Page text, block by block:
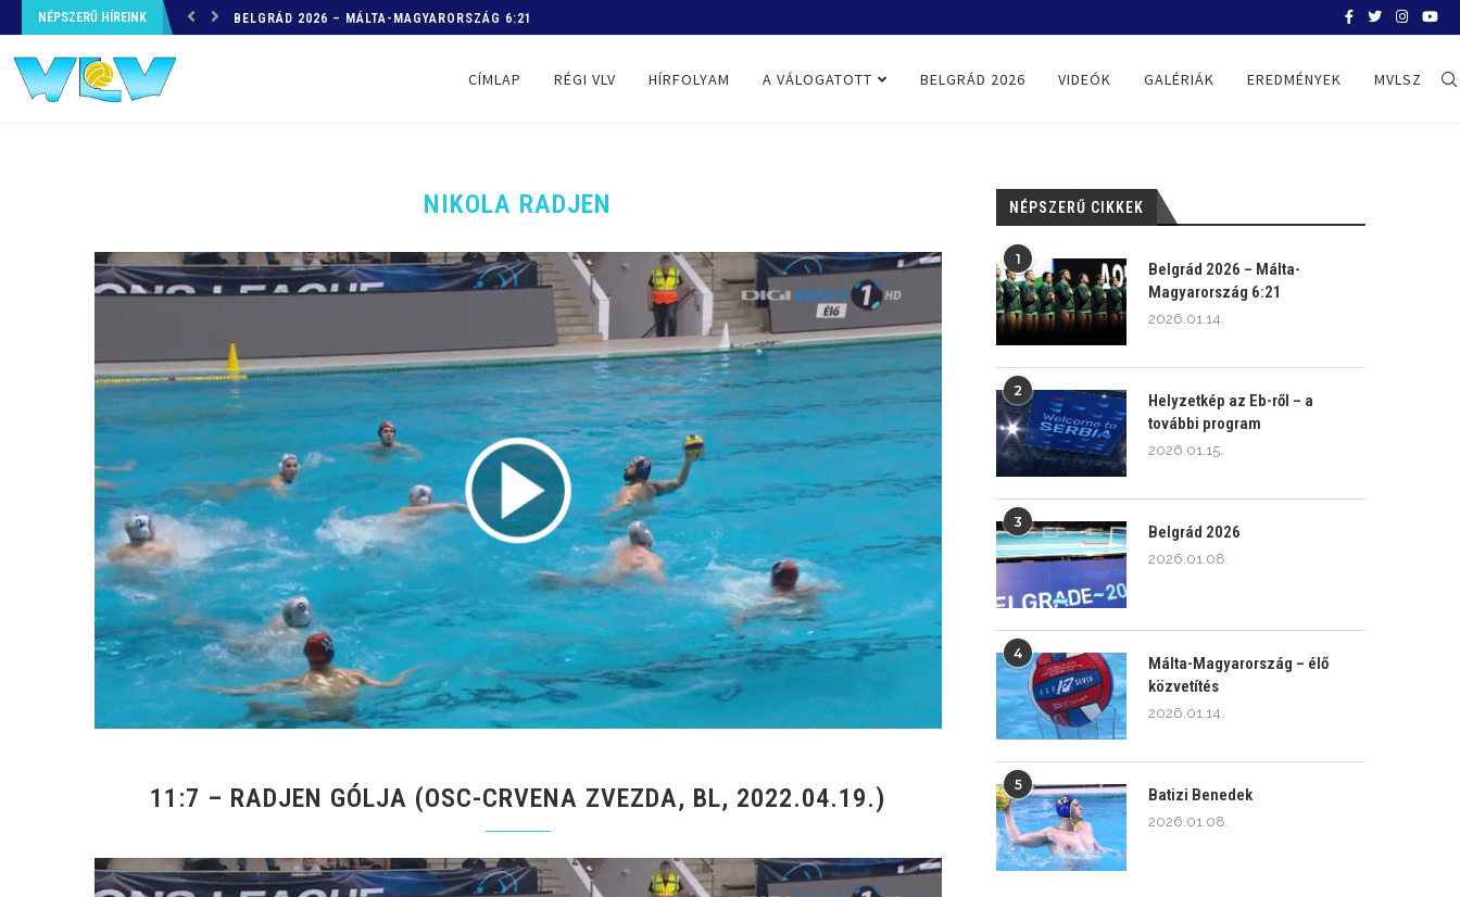
NÉPSZERŰ HÍREINK HELYZETKÉP AZ EB-RŐL – A TOVÁBBI PROGRAM
CÍMLAP RÉGI VLV HÍRFOLYAM A VÁLOGATOTT BELGRÁD 2026 VIDEÓK GALÉRIÁK EREDMÉNYEK MVLSZ
NIKOLA RADJEN
11:7 – RADJEN GÓLJA (OSC-CRVENA ZVEZDA, BL, 2022.04.19.)
NÉPSZERŰ CIKKEK
1
Belgrád 2026 – Málta-
Magyarország 6:21
2026.01.14.
2
Helyzetkép az Eb-ről – a
további program
2026.01.15.
3
Belgrád 2026
2026.01.08.
4
Málta-Magyarország – élő
közvetítés
2026.01.14.
5
Batizi Benedek
2026.01.08.